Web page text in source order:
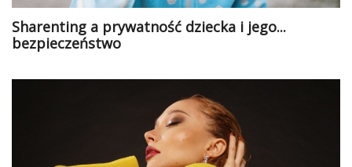
Sharenting a prywatność dziecka i jego...
bezpieczeństwo